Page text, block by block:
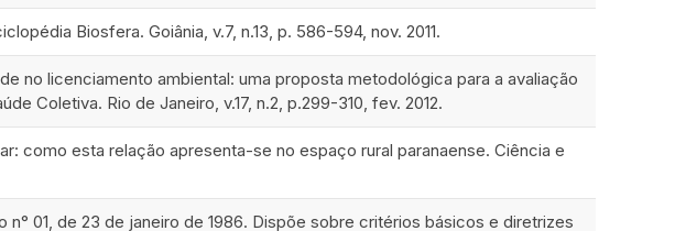
Biosfera. Goiânia, v.7, n.13, p. 586-594, nov. 2011.
no licenciamento ambiental: uma proposta metodológica para a avaliação
Coletiva. Rio de Janeiro, v.17, n.2, p.299-310, fev. 2012.
como esta relação apresenta-se no espaço rural paranaense. Ciência e
01, de 23 de janeiro de 1986. Dispõe sobre critérios básicos e diretrizes